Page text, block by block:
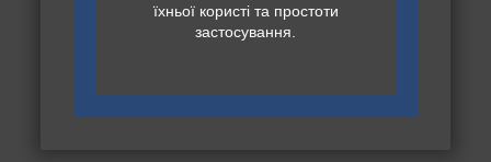
їхньої користі та простоти
застосування.